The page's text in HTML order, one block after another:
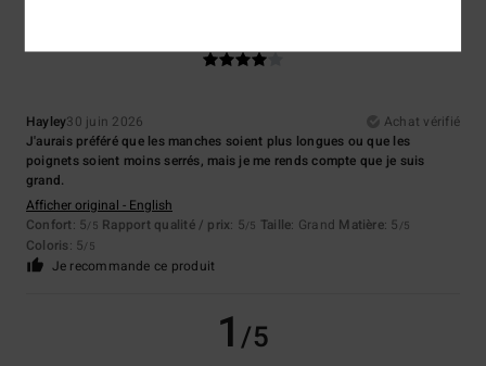
Hayley30 juin 2026
Achat vérifié
J'aurais préféré que les manches soient plus longues ou que les
poignets soient moins serrés, mais je me rends compte que je suis
grand.
Afficher original - English
Confort: 5/5 Rapport qualité / prix: 5/5 Taille: Grand Matière: 5 /5
Coloris: 5/5
Je recommande ce produit
1/5